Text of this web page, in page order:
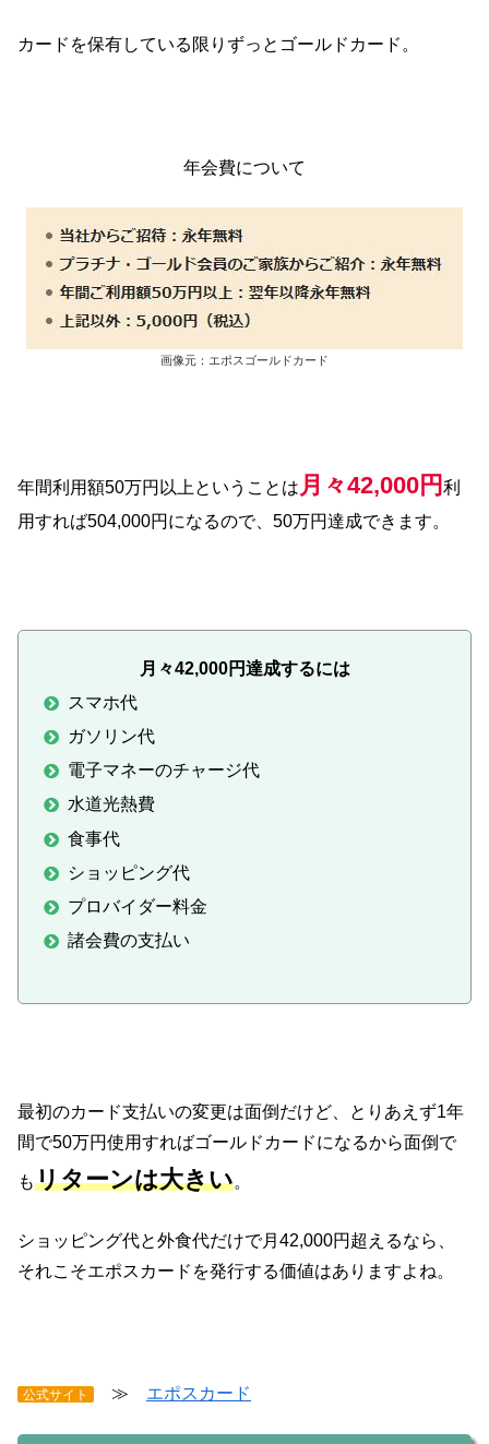
カードを保有している限りずっとゴールドカード。
年会費について
画像元：エポスゴールドカード
年間利用額50万円以上ということは 月々42,000円 利
用すれば504,000円になるので、50万円達成できます。
月々42,000円達成するには
スマホ代
ガソリン代
電子マネーのチャージ代
水道光熱費
食事代
ショッピング代
プロバイダー料金
諸会費の支払い
最初のカード支払いの変更は面倒だけど、とりあえず1年
間で50万円使用すればゴールドカードになるから面倒で
もリターンは大きい。
ショッピング代と外食代だけで月42,000円超えるなら、
それこそエポスカードを発行する価値はありますよね。
公式サイト ≫ エポスカード